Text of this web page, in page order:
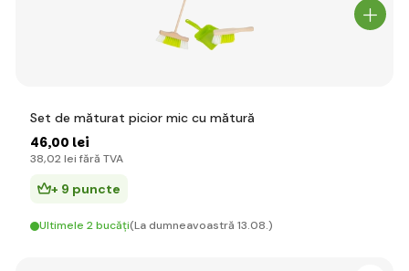
Set de măturat picior mic cu mătură
46,00 lei
38,02 lei fără TVA
+ 9 puncte
Ultimele 2 bucăți(La dumneavoastră 13.08.)